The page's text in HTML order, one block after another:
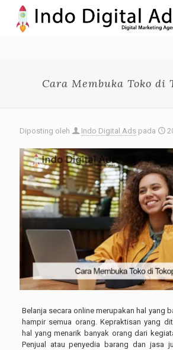
Cara Membuka Toko di
Diposting oleh Indo Digital Ads pada
Belanja secara online merupakan hal yang
hampir semua orang. Kepraktisan yang
hal yang menarik banyak orang dari
Penjual atau penyedia barang dan jasa